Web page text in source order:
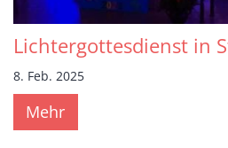
Lichtergottesdienst in
8. Feb. 2025
Mehr